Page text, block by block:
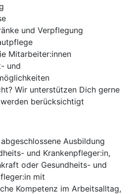
und Verpflegung
Mitarbeiter:innen
und
Wir unterstützen Dich gerne
berücksichtigt
Ausbildung
und Krankenpfleger:in,
oder Gesundheits- und
mit
Kompetenz im Arbeitsalltag,